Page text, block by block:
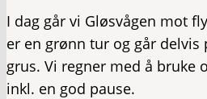
I dag går vi Gløsvågen mot
er en grønn tur og går delvis
grus. Vi regner med å bruke
inkl. en god pause.